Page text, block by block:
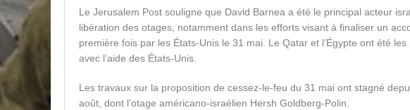
Le Jerusalem Post souligne que David Barnea a été le principal acteur
libération des otages, notamment dans les efforts visant à finaliser un
première fois par les États-Unis le 31 mai. Le Qatar et l’Égypte ont été
avec l’aide des États-Unis.
Les travaux sur la proposition de cessez-le-feu du 31 mai ont stagné
août, dont l’otage américano-israélien Hersh Goldberg-Polin.